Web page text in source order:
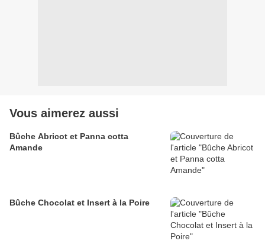
Vous aimerez aussi
Bûche Abricot et Panna cotta
Amande
Bûche Chocolat et Insert à la Poire